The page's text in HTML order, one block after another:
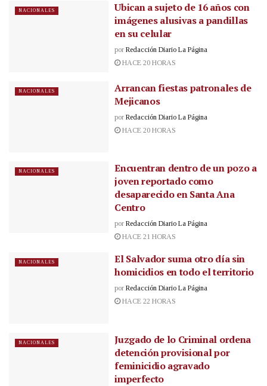
NACIONALES
Ubican a sujeto de 16 años con
imágenes alusivas a pandillas
en su celular
por Redacción Diario La Página
HACE 20 HORAS
NACIONALES
Arrancan fiestas patronales de
Mejicanos
por Redacción Diario La Página
HACE 20 HORAS
NACIONALES
Encuentran dentro de un pozo a
joven reportado como
desaparecido en Santa Ana
Centro
por Redacción Diario La Página
HACE 21 HORAS
NACIONALES
El Salvador suma otro día sin
homicidios en todo el territorio
por Redacción Diario La Página
HACE 22 HORAS
NACIONALES
Juzgado de lo Criminal ordena
detención provisional por
feminicidio agravado
imperfecto